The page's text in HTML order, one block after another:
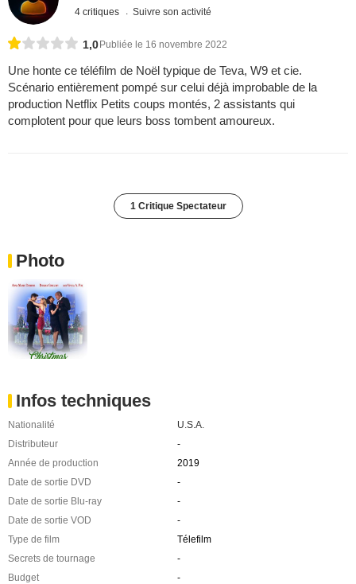
4 critiques Suivre son activité
1,0 Publiée le 16 novembre 2022
Une honte ce téléfilm de Noël typique de Teva, W9 et cie.
Scénario entièrement pompé sur celui déjà improbable de la
production Netflix Petits coups montés, 2 assistants qui
complotent pour que leurs boss tombent amoureux.
1 Critique Spectateur
Photo
Infos techniques
Nationalité
U.S.A.
Distributeur
-
Année de production
2019
Date de sortie DVD
-
Date de sortie Blu-ray
-
Date de sortie VOD
-
Type de film
Télefilm
Secrets de tournage
-
Budget
-